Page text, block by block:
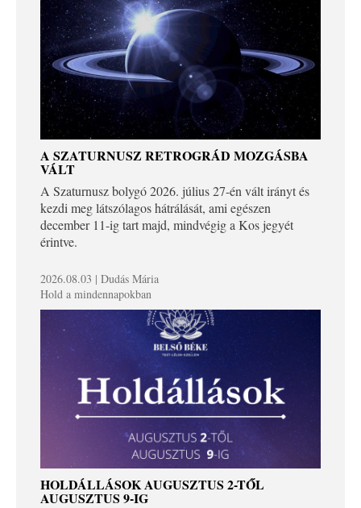
A SZATURNUSZ RETROGRÁD MOZGÁSBA
VÁLT
A Szaturnusz bolygó 2026. július 27-én vált irányt és
kezdi meg látszólagos hátrálását, ami egészen
december 11-ig tart majd, mindvégig a Kos jegyét
érintve.
2026.08.03 | Dudás Mária
Hold a mindennapokban
HOLDÁLLÁSOK AUGUSZTUS 2-TŐL
AUGUSZTUS 9-IG